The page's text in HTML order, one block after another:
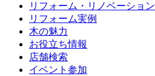
リフォーム・リノベーション
リフォーム実例
木の魅力
お役立ち情報
店舗検索
イベント参加